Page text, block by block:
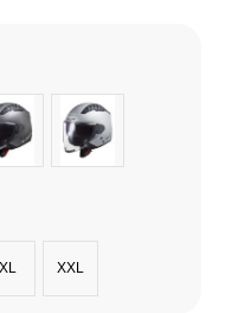
Titanium Argent
XL XXL